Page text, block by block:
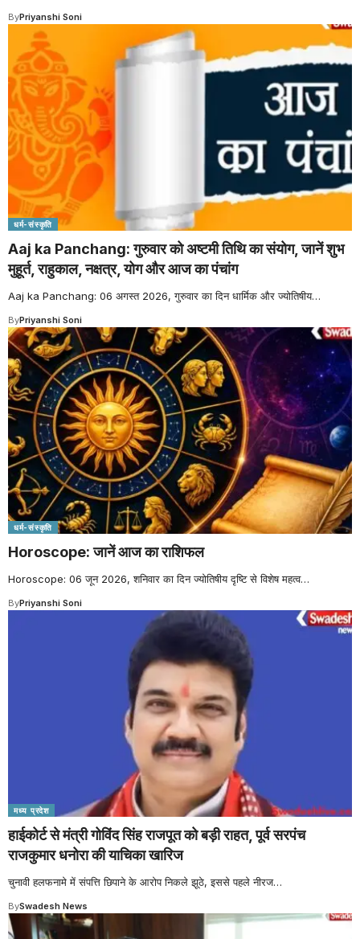
ByPriyanshi Soni
धर्म-संस्कृति
Aaj ka Panchang: गुरुवार को अष्टमी तिथि का संयोग, जानें शुभ
मुहूर्त, राहुकाल, नक्षत्र, योग और आज का पंचांग
Aaj ka Panchang: 06 अगस्त 2026, गुरुवार का दिन धार्मिक और ज्योतिषीय…
ByPriyanshi Soni
धर्म-संस्कृति
Horoscope: जानें आज का राशिफल
Horoscope: 06 जून 2026, शनिवार का दिन ज्योतिषीय दृष्टि से विशेष महत्व…
ByPriyanshi Soni
मध्य प्रदेश
हाईकोर्ट से मंत्री गोविंद सिंह राजपूत को बड़ी राहत, पूर्व सरपंच
राजकुमार धनोरा की याचिका खारिज
चुनावी हलफनामे में संपत्ति छिपाने के आरोप निकले झूठे, इससे पहले नीरज…
BySwadesh News